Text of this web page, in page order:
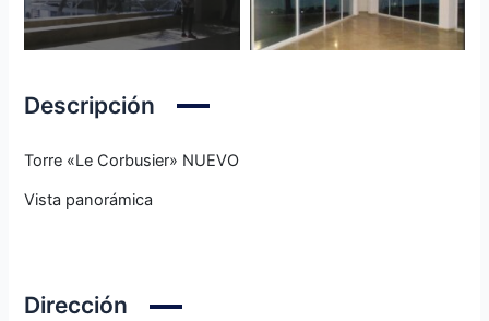
Descripción
Torre «Le Corbusier» NUEVO
Vista panorámica
Dirección